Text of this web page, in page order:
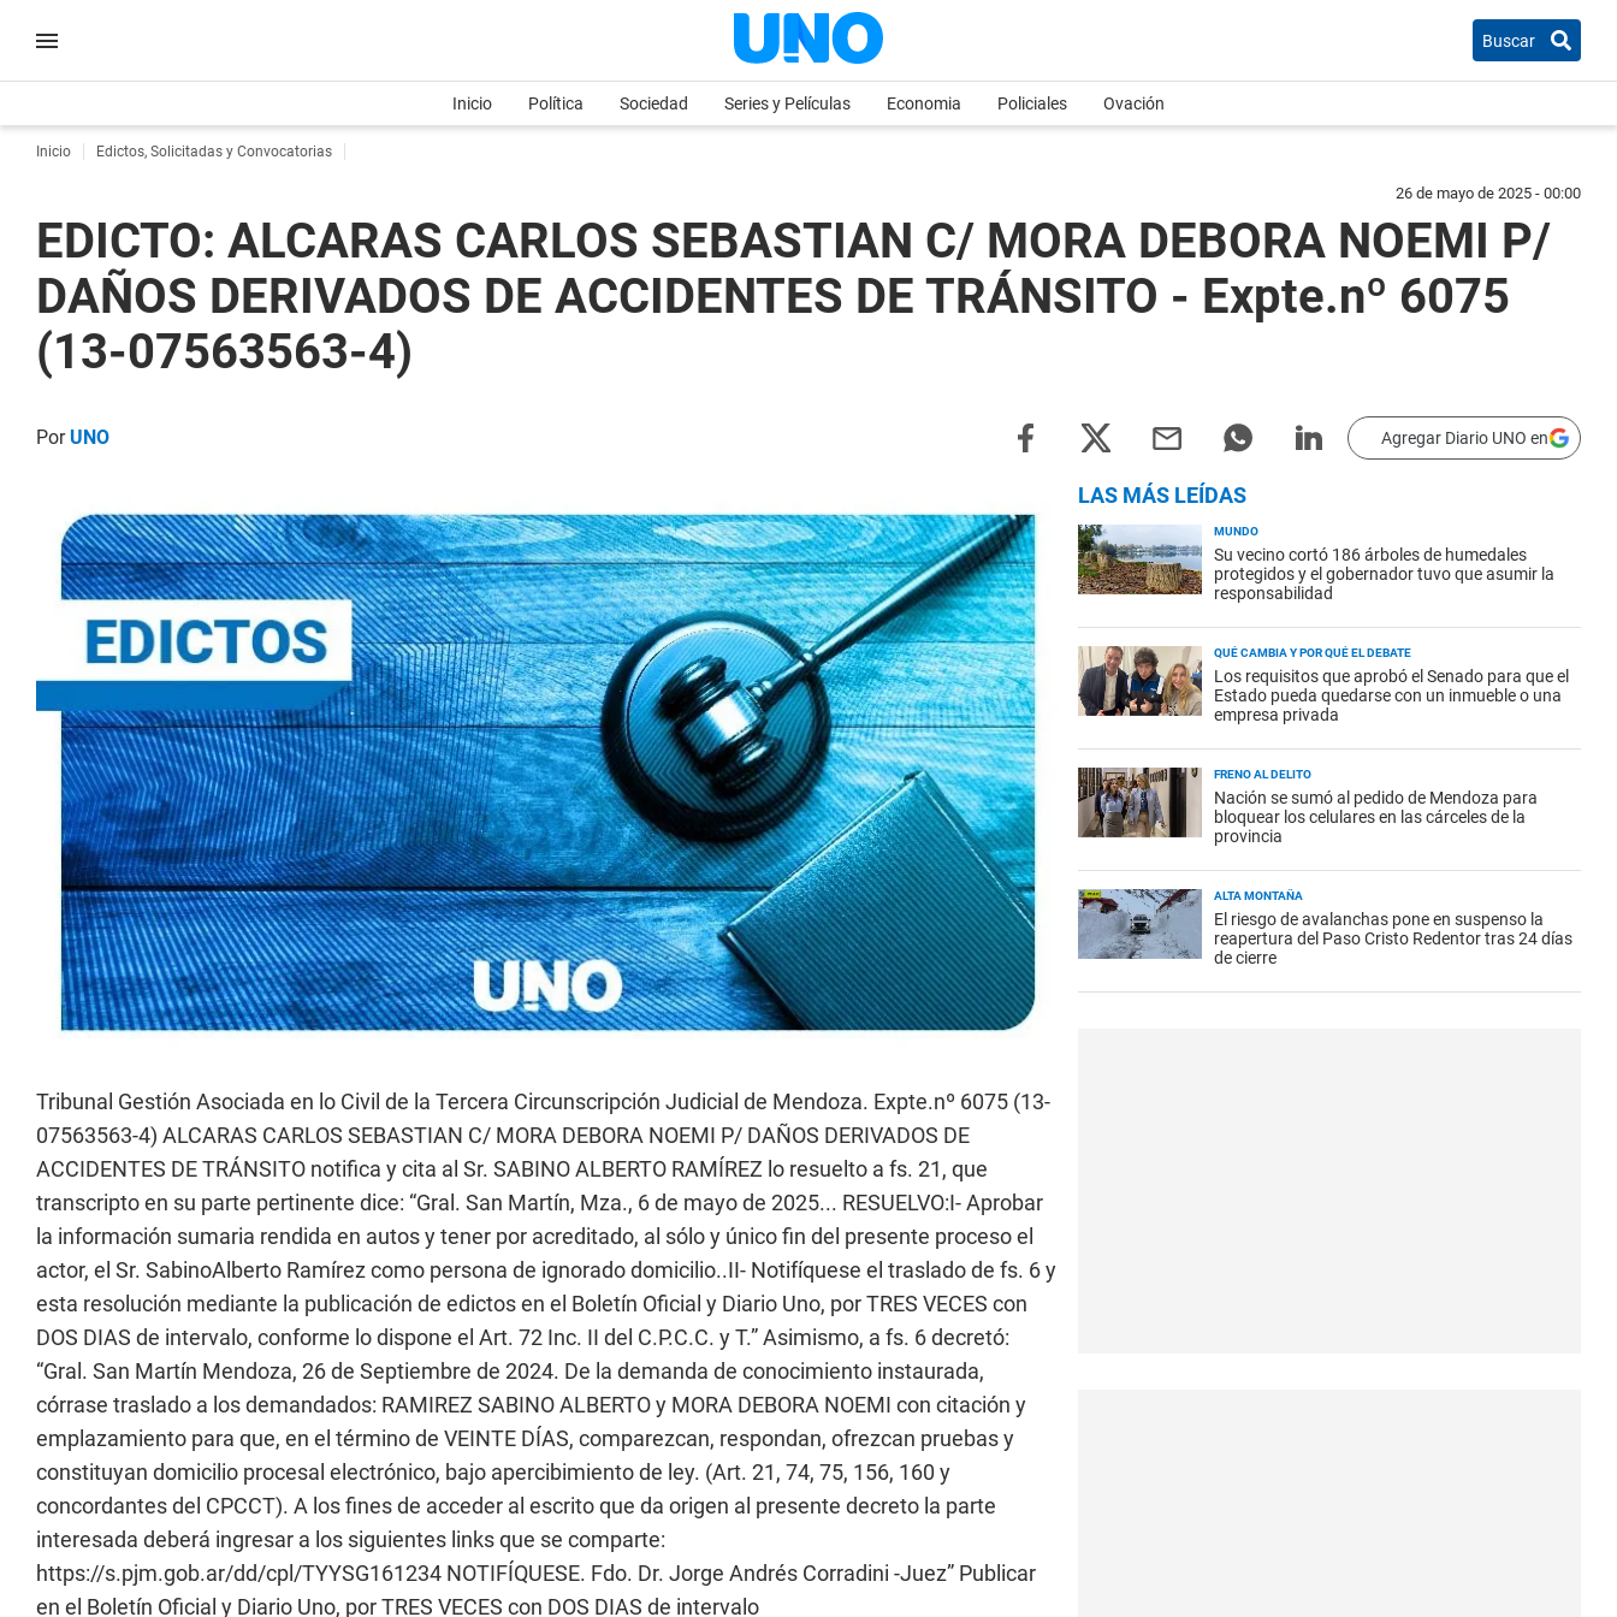
Buscar
Inicio Política Sociedad Series y Películas Economia Policiales Ovación
Inicio Edictos, Solicitadas y Convocatorias
26 de mayo de 2025 - 00:00
EDICTO: ALCARAS CARLOS SEBASTIAN C/ MORA DEBORA NOEMI P/
DAÑOS DERIVADOS DE ACCIDENTES DE TRÁNSITO - Expte.nº 6075
(13-07563563-4)
PorUNO Agregar Diario UNO en
Tribunal Gestión Asociada en lo Civil de la Tercera Circunscripción Judicial de Mendoza. Expte.nº 6075 (13-
07563563-4) ALCARAS CARLOS SEBASTIAN C/ MORA DEBORA NOEMI P/ DAÑOS DERIVADOS DE
ACCIDENTES DE TRÁNSITO notifica y cita al Sr. SABINO ALBERTO RAMÍREZ lo resuelto a fs. 21, que
transcripto en su parte pertinente dice: “Gral. San Martín, Mza., 6 de mayo de 2025... RESUELVO:I- Aprobar
la información sumaria rendida en autos y tener por acreditado, al sólo y único fin del presente proceso el
actor, el Sr. SabinoAlberto Ramírez como persona de ignorado domicilio..II- Notifíquese el traslado de fs. 6 y
esta resolución mediante la publicación de edictos en el Boletín Oficial y Diario Uno, por TRES VECES con
DOS DIAS de intervalo, conforme lo dispone el Art. 72 Inc. II del C.P.C.C. y T.” Asimismo, a fs. 6 decretó:
“Gral. San Martín Mendoza, 26 de Septiembre de 2024. De la demanda de conocimiento instaurada,
córrase traslado a los demandados: RAMIREZ SABINO ALBERTO y MORA DEBORA NOEMI con citación y
emplazamiento para que, en el término de VEINTE DÍAS, comparezcan, respondan, ofrezcan pruebas y
constituyan domicilio procesal electrónico, bajo apercibimiento de ley. (Art. 21, 74, 75, 156, 160 y
concordantes del CPCCT). A los fines de acceder al escrito que da origen al presente decreto la parte
interesada deberá ingresar a los siguientes links que se comparte:
https://s.pjm.gob.ar/dd/cpl/TYYSG161234 NOTIFÍQUESE. Fdo. Dr. Jorge Andrés Corradini -Juez” Publicar
en el Boletín Oficial y Diario Uno, por TRES VECES con DOS DIAS de intervalo
LAS MÁS LEÍDAS
MUNDO
Su vecino cortó 186 árboles de humedales
protegidos y el gobernador tuvo que asumir la
responsabilidad
QUÉ CAMBIA Y POR QUÉ EL DEBATE
Los requisitos que aprobó el Senado para que el
Estado pueda quedarse con un inmueble o una
empresa privada
FRENO AL DELITO
Nación se sumó al pedido de Mendoza para
bloquear los celulares en las cárceles de la
provincia
ALTA MONTAÑA
El riesgo de avalanchas pone en suspenso la
reapertura del Paso Cristo Redentor tras 24 días
de cierre